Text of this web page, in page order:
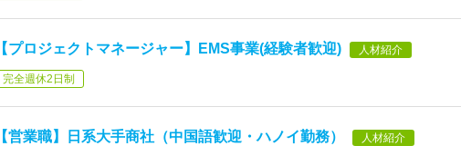
【プロジェクトマネージャー】EMS事業(経験者歓迎) 人材紹介
完全週休2日制
【営業職】日系大手商社（中国語歓迎・ハノイ勤務） 人材紹介